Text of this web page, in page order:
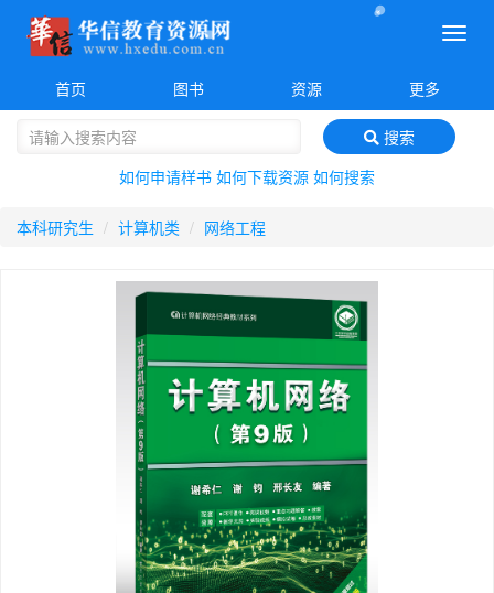
菜
首页
图书 资源 更多
搜索
如何申请样书 如何下载资源 如何搜索
本科研究生 计算机类 网络工程